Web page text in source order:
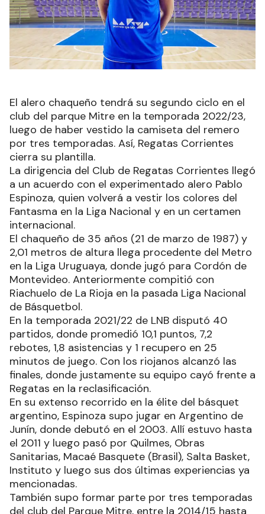
El alero chaqueño tendrá su segundo ciclo en el
club del parque Mitre en la temporada 2022/23,
luego de haber vestido la camiseta del remero
por tres temporadas. Así, Regatas Corrientes
cierra su plantilla.
La dirigencia del Club de Regatas Corrientes llegó
a un acuerdo con el experimentado alero Pablo
Espinoza, quien volverá a vestir los colores del
Fantasma en la Liga Nacional y en un certamen
internacional.
El chaqueño de 35 años (21 de marzo de 1987) y
2,01 metros de altura llega procedente del Metro
en la Liga Uruguaya, donde jugó para Cordón de
Montevideo. Anteriormente compitió con
Riachuelo de La Rioja en la pasada Liga Nacional
de Básquetbol.
En la temporada 2021/22 de LNB disputó 40
partidos, donde promedió 10,1 puntos, 7,2
rebotes, 1,8 asistencias y 1 recupero en 25
minutos de juego. Con los riojanos alcanzó las
finales, donde justamente su equipo cayó frente a
Regatas en la reclasificación.
En su extenso recorrido en la élite del básquet
argentino, Espinoza supo jugar en Argentino de
Junín, donde debutó en el 2003. Allí estuvo hasta
el 2011 y luego pasó por Quilmes, Obras
Sanitarias, Macaé Basquete (Brasil), Salta Basket,
Instituto y luego sus dos últimas experiencias ya
mencionadas.
También supo formar parte por tres temporadas
del club del Parque Mitre, entre la 2014/15 hasta